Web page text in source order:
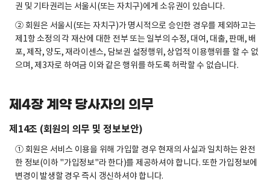
권 및 기타권리는 서울시(또는 자치구)에게 소유권이 있습니다.
② 회원은 서울시(또는 자치구)가 명시적으로 승인한 경우를 제외하고는
제1항 소정의 각 재산에 대한 전부 또는 일부의 수정, 대여, 대출, 판매, 배
포, 제작, 양도, 재라이센스, 담보권 설정행위, 상업적 이용행위를 할 수 없
으며, 제3자로 하여금 이와 같은 행위를 하도록 허락할 수 없습니다.
제4장 계약 당사자의 의무
제14조 (회원의 의무 및 정보보안)
① 회원은 서비스 이용을 위해 가입할 경우 현재의 사실과 일치하는 완전
한 정보(이하 "가입정보"라 한다)를 제공하셔야 합니다. 또한 가입정보에
변경이 발생할 경우 즉시 갱신하셔야 합니다.